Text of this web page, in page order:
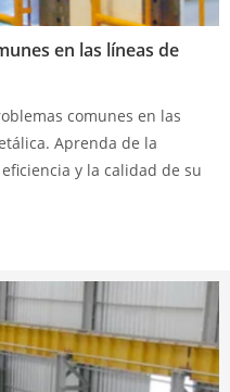
en las líneas de
comunes en las
Aprenda de la
y la calidad de su